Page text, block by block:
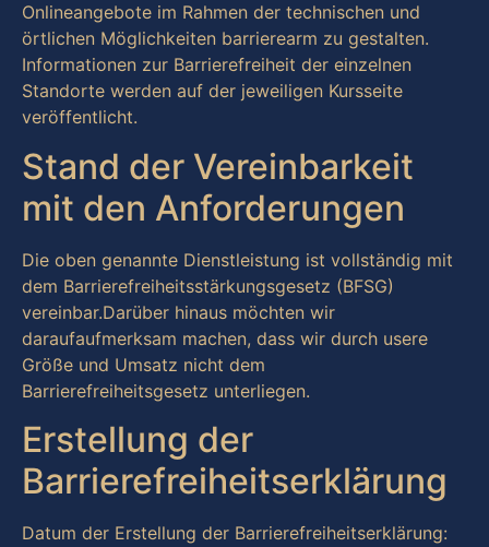
Onlineangebote im Rahmen der technischen und
örtlichen Möglichkeiten barrierearm zu gestalten.
Informationen zur Barrierefreiheit der einzelnen
Standorte werden auf der jeweiligen Kursseite
veröffentlicht.
Stand der Vereinbarkeit
mit den Anforderungen
Die oben genannte Dienstleistung ist vollständig mit
dem Barrierefreiheitsstärkungsgesetz (BFSG)
vereinbar.Darüber hinaus möchten wir
daraufaufmerksam machen, dass wir durch usere
Größe und Umsatz nicht dem
Barrierefreiheitsgesetz unterliegen.
Erstellung der
Barrierefreiheitserklärung
Datum der Erstellung der Barrierefreiheitserklärung: